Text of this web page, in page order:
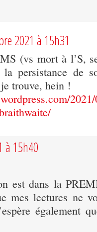
2021 à 15h31
(vs mort à l’S,
persistance de
trouve, hein !
à 15h40
est dans la
mes lectures ne
également